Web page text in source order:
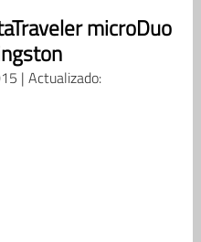
microDuo
| Actualizado: